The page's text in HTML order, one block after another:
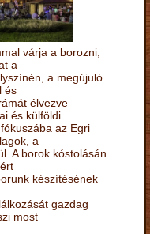
várja a borozni,
a
a megújuló
és
élvezve
és külföldi
az Egri
a
A borok kóstolásán
készítésének
gazdag
most